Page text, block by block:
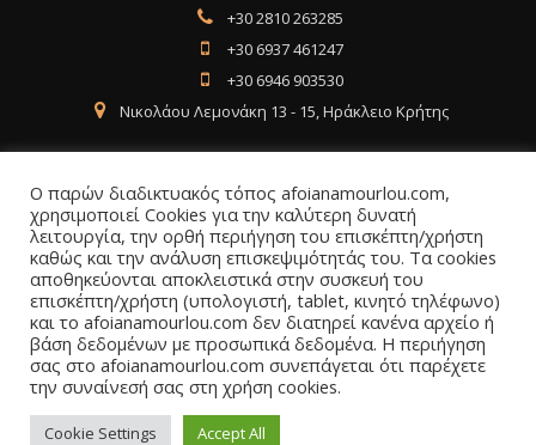
+30 2810 263285
+30 6937 461247
+30 6946 903530
Νικολάου Λεμονάκη 13 - 15, Ηράκλειο Κρήτης
Social Media
Facebook
Instagram
LinkedIn
Ο παρών διαδικτυακός τόπος afoianamourlou.com,
χρησιμοποιεί Cookies για την καλύτερη δυνατή
λειτουργία, την ορθή περιήγηση του επισκέπτη/χρήστη
καθώς και την ανάλυση επισκεψιμότητάς του. Τα cookies
αποθηκεύονται αποκλειστικά στην συσκευή του
επισκέπτη/χρήστη (υπολογιστή, tablet, κινητό τηλέφωνο)
και το afoianamourlou.com δεν διατηρεί κανένα αρχείο ή
βάση δεδομένων με προσωπικά δεδομένα. Η περιήγηση
σας στο afoianamourlou.com συνεπάγεται ότι παρέχετε
την συναίνεσή σας στη χρήση cookies.
Cookie Settings Accept All